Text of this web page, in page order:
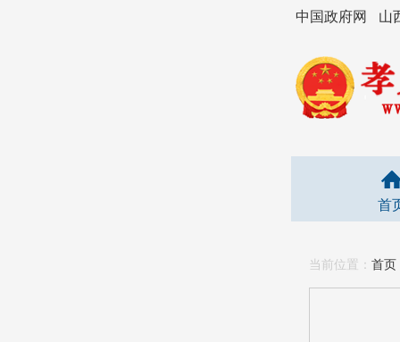
中国政府网 山
首
当前位置： 首页